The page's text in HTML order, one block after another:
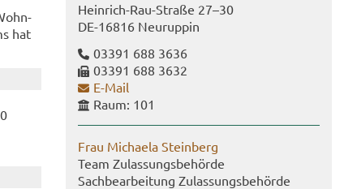
hat
Heinrich-​Rau-Straße 27–30
DE-​16816 Neu­rup­pin
03391 688 3636
03391 688 3632
E-​Mail
Raum: 101
Frau Mi­chae­la Stein­berg
Team Zu­las­sungs­be­hör­de
Sach­be­ar­bei­tung Zu­las­sungs­be­hör­de